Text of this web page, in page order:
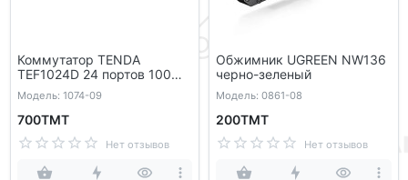
Коммутатор TENDA
TEF1024D 24 портов 100
Мбит/с
Модель: 1074-09
700ТМТ
Нет отзывов
Обжимник UGREEN NW136
черно-зеленый
Модель: 0861-08
200ТМТ
Нет отзывов